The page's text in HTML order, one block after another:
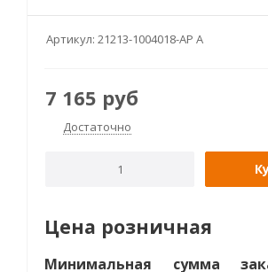
Артикул: 21213-1004018-АР A
7 165 руб
Достаточно
Цена розничная
Минимальная сумма